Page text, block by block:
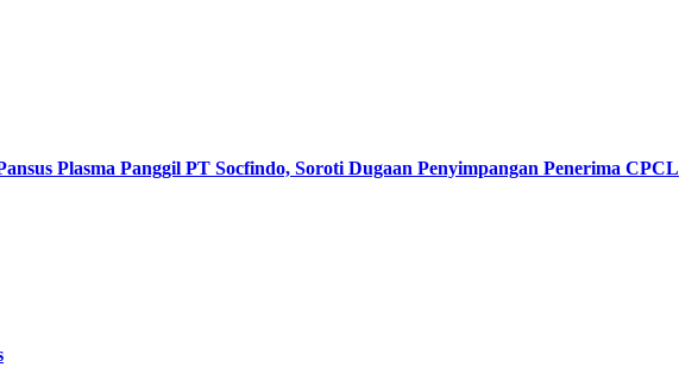
Plasma Panggil PT Socfindo, Soroti Dugaan Penyimpangan Penerima CPCL